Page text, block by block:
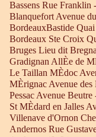
Bassens Rue Franklin
Blanquefort Avenue
BordeauxBastide
Bordeaux Ste Croix
Bruges Lieu dit
Gradignan AllÈe de
Le Taillan MÈdoc
MÈrignac Avenue
Pessac Avenue Beutre
St MÈdard en Jalles
Villenave d'Ornon
Andernos Rue